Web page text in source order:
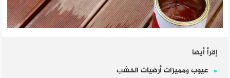
إقرأ أيضا
عيوب ومميزات أرضيات الخشب